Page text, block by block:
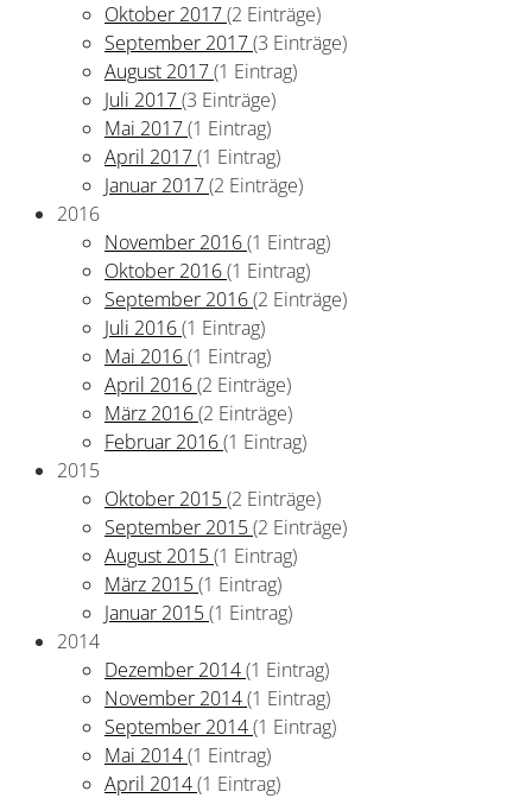
Oktober 2017(2 Einträge)
September 2017(3 Einträge)
August 2017(1 Eintrag)
Juli 2017(3 Einträge)
Mai 2017(1 Eintrag)
April 2017(1 Eintrag)
Januar 2017(2 Einträge)
2016
November 2016(1 Eintrag)
Oktober 2016(1 Eintrag)
September 2016(2 Einträge)
Juli 2016(1 Eintrag)
Mai 2016(1 Eintrag)
April 2016(2 Einträge)
März 2016(2 Einträge)
Februar 2016(1 Eintrag)
2015
Oktober 2015(2 Einträge)
September 2015(2 Einträge)
August 2015(1 Eintrag)
März 2015(1 Eintrag)
Januar 2015(1 Eintrag)
2014
Dezember 2014(1 Eintrag)
November 2014(1 Eintrag)
September 2014(1 Eintrag)
Mai 2014(1 Eintrag)
April 2014(1 Eintrag)